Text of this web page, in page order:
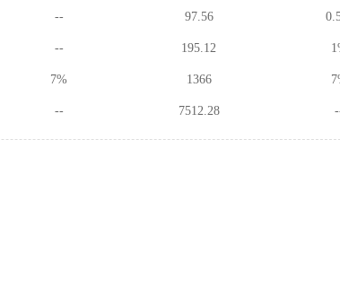
-- 97.56
-- 195.12
7% 1366
-- 7512.28